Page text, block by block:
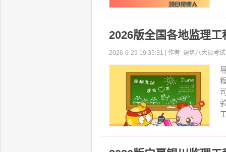
2026版全国各地监理工
2026-6-29 19:35:31 | 作者: 建筑八大员考